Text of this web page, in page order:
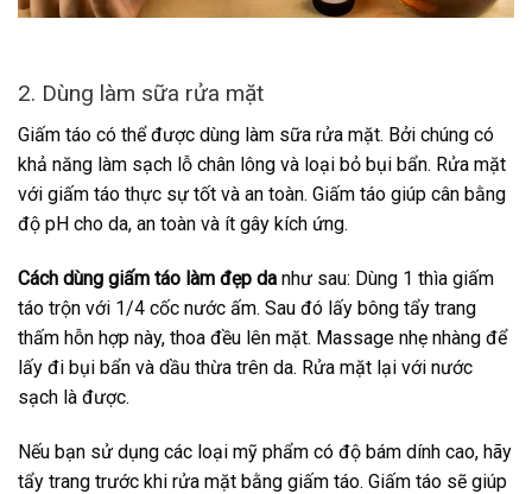
2. Dùng làm sữa rửa mặt
Giấm táo có thể được dùng làm sữa rửa mặt. Bởi chúng có
khả năng làm sạch lỗ chân lông và loại bỏ bụi bẩn. Rửa mặt
với giấm táo thực sự tốt và an toàn. Giấm táo giúp cân bằng
độ pH cho da, an toàn và ít gây kích ứng.
Cách dùng giấm táo làm đẹp da như sau: Dùng 1 thìa giấm
táo trộn với 1/4 cốc nước ấm. Sau đó lấy bông tẩy trang
thấm hỗn hợp này, thoa đều lên mặt. Massage nhẹ nhàng để
lấy đi bụi bẩn và dầu thừa trên da. Rửa mặt lại với nước
sạch là được.
Nếu bạn sử dụng các loại mỹ phẩm có độ bám dính cao, hãy
tẩy trang trước khi rửa mặt bằng giấm táo. Giấm táo sẽ giúp